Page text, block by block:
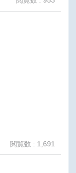
閲覧数 : 1,691